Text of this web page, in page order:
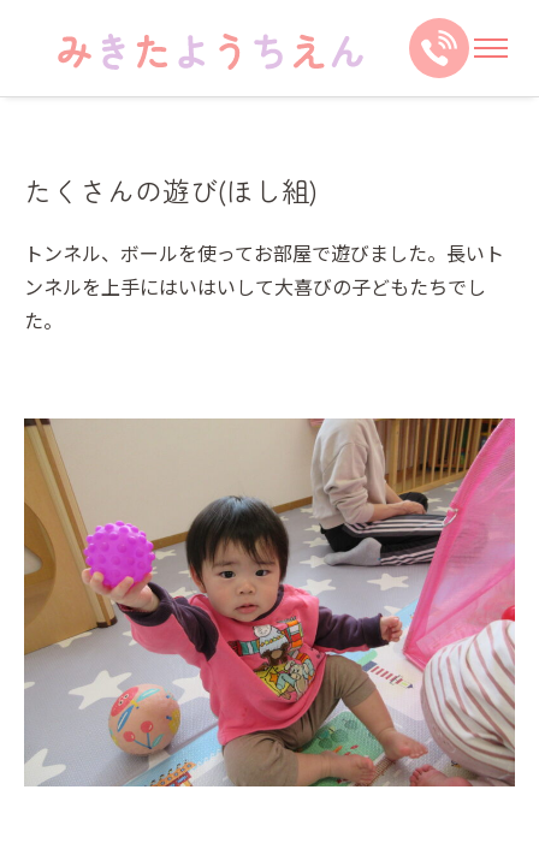
たくさんの遊び(ほし組)
トンネル、ボールを使ってお部屋で遊びました。長いト
ンネルを上手にはいはいして大喜びの子どもたちでし
た。